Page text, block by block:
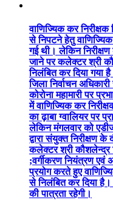
वाणिज्यिक कर निरीक्षक
से निपटने हेतु
गई थी। लेकिन
जाने पर कलेक्टर श्री
निलंबित कर दिया गया
जिला निर्वाचन
कोरोना महामारी पर
में वाणिज्यिक कर
का ढ़ाबा ग्वालियर पर
लेकिन मंगलवार को
द्वारा संयुक्त निरीक्षण
कलेक्टर श्री कौशलेन्द्र
;वर्गीकरण नियंत्रण एवं
प्रयोग करते हुए
से निलंबित कर दिया है।
की पात्रता रहेगी।